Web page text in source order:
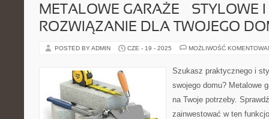
METALOWE GARAŻE – STYLOWE
ROZWIĄZANIE DLA TWOJEGO
POSTED BY ADMIN CZE - 19 - 2025 MOŻLIWOŚĆ
Szukasz praktycznego i
swojego domu? Metalowe
na Twoje potrzeby.
zainwestować w ten